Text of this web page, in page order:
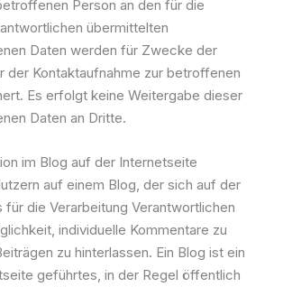
Person an den für die
übermittelten
Daten werden für Zwecke der
der Kontaktaufnahme zur betroffenen
Es erfolgt keine Weitergabe dieser
Daten an Dritte.
im Blog auf der Internetseite
auf einem Blog, der sich auf der
die Verarbeitung Verantwortlichen
individuelle Kommentare zu
zu hinterlassen. Ein Blog ist ein
geführtes, in der Regel öffentlich